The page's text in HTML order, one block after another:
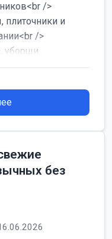
/>
плиточники и
/>
без